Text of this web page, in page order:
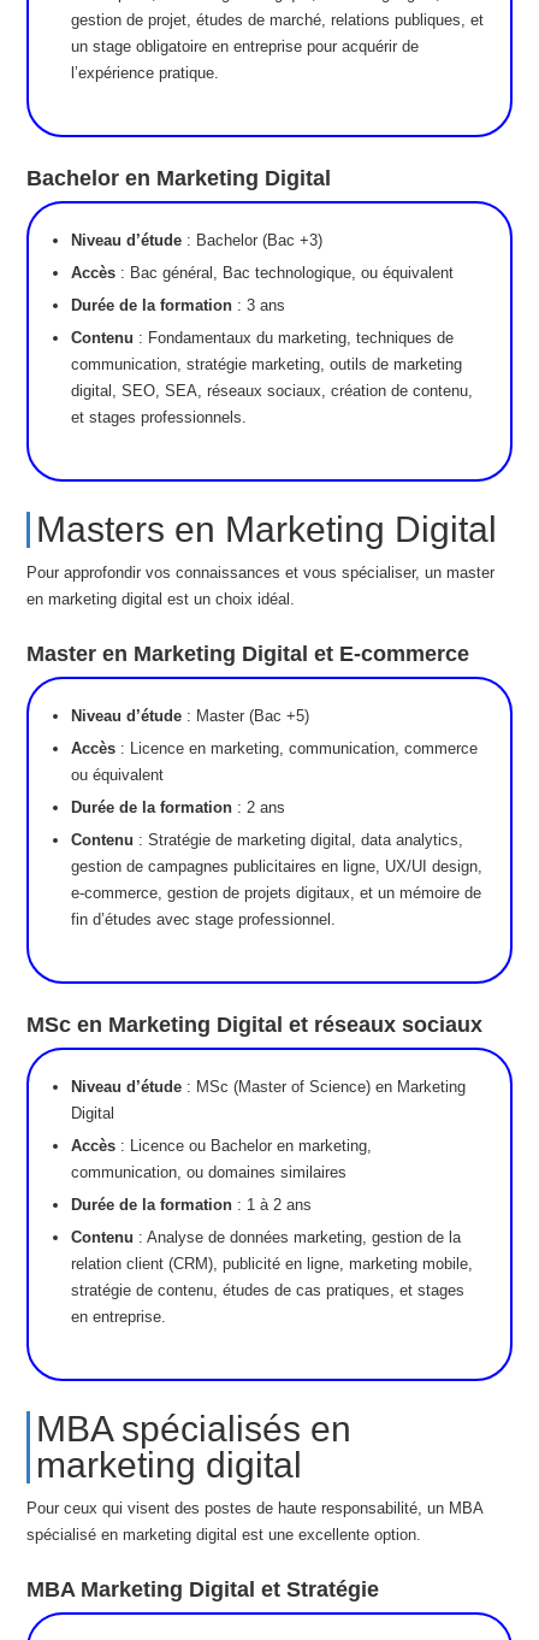
gestion de projet, études de marché, relations publiques, et
un stage obligatoire en entreprise pour acquérir de
l’expérience pratique.
Bachelor en Marketing Digital
Niveau d’étude : Bachelor (Bac +3)
Accès : Bac général, Bac technologique, ou équivalent
Durée de la formation : 3 ans
Contenu : Fondamentaux du marketing, techniques de
communication, stratégie marketing, outils de marketing
digital, SEO, SEA, réseaux sociaux, création de contenu,
et stages professionnels.
Masters en Marketing Digital
Pour approfondir vos connaissances et vous spécialiser, un master
en marketing digital est un choix idéal.
Master en Marketing Digital et E-commerce
Niveau d’étude : Master (Bac +5)
Accès : Licence en marketing, communication, commerce
ou équivalent
Durée de la formation : 2 ans
Contenu : Stratégie de marketing digital, data analytics,
gestion de campagnes publicitaires en ligne, UX/UI design,
e-commerce, gestion de projets digitaux, et un mémoire de
fin d’études avec stage professionnel.
MSc en Marketing Digital et réseaux sociaux
Niveau d’étude : MSc (Master of Science) en Marketing
Digital
Accès : Licence ou Bachelor en marketing,
communication, ou domaines similaires
Durée de la formation : 1 à 2 ans
Contenu : Analyse de données marketing, gestion de la
relation client (CRM), publicité en ligne, marketing mobile,
stratégie de contenu, études de cas pratiques, et stages
en entreprise.
MBA spécialisés en
marketing digital
Pour ceux qui visent des postes de haute responsabilité, un MBA
spécialisé en marketing digital est une excellente option.
MBA Marketing Digital et Stratégie